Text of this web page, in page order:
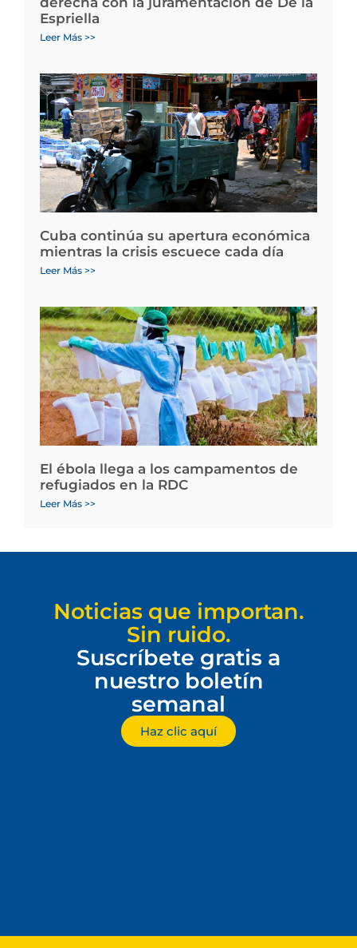
Espriella
Leer Más >>
Cuba continúa su apertura económica
mientras la crisis escuece cada día
Leer Más >>
El ébola llega a los campamentos de
refugiados en la RDC
Leer Más >>
Noticias que importan.
Sin ruido.
Suscríbete gratis a
nuestro boletín
semanal
Haz clic aquí